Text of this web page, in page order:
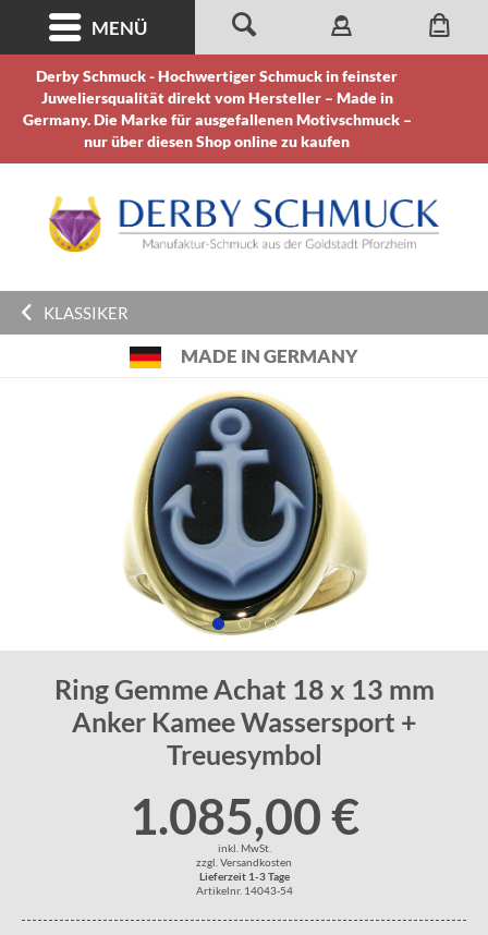
Derby Schmuck - Hochwertiger Schmuck in feinster
Juweliersqualität direkt vom Hersteller – Made in
Germany. Die Marke für ausgefallenen Motivschmuck –
nur über diesen Shop online zu kaufen
MENÜ
KLASSIKER
MADE IN GERMANY
Ring Gemme Achat 18 x 13 mm
Anker Kamee Wassersport +
Treuesymbol
1.085,00 €
inkl. MwSt.
zzgl. Versandkosten
Lieferzeit 1-3 Tage
Artikelnr. 14043-54